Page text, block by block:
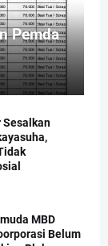
Pemda
Sesalkan
MBD
Belum